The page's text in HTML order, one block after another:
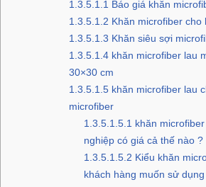
1.3.5.1.1 Báo giá khăn
1.3.5.1.2 Khăn microfiber
1.3.5.1.3 Khăn siêu sợi
1.3.5.1.4khăn microfiber lau
30×30 cm
1.3.5.1.5khăn microfiber lau
microfiber
1.3.5.1.5.1 khăn
nghiệp có giá cả thế nào ?
1.3.5.1.5.2 Kiểu khăn
khách hàng muốn sử dụng